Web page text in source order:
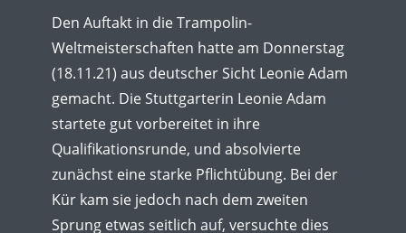
Den Auftakt in die Trampolin-
Weltmeisterschaften hatte am Donnerstag
(18.11.21) aus deutscher Sicht Leonie Adam
gemacht. Die Stuttgarterin Leonie Adam
startete gut vorbereitet in ihre
Qualifikationsrunde, und absolvierte
zunächst eine starke Pflichtübung. Bei der
Kür kam sie jedoch nach dem zweiten
Sprung etwas seitlich auf, versuchte dies